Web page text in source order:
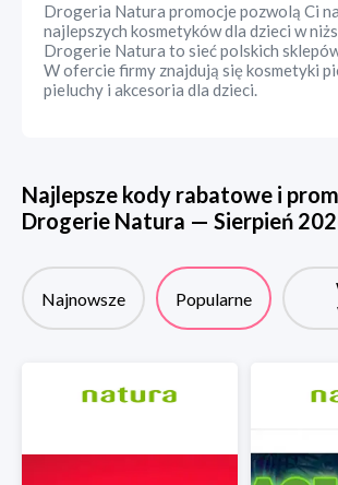
Drogeria Natura promocje pozwolą Ci
najlepszych kosmetyków dla dzieci w
Drogerie Natura to sieć polskich
W ofercie firmy znajdują się kosmetyki
pieluchy i akcesoria dla dzieci.
Najlepsze kody rabatowe i
Drogerie Natura — Sierpień
Najnowsze Popularne